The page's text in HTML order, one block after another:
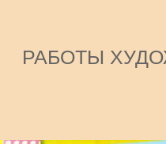
РАБОТЫ